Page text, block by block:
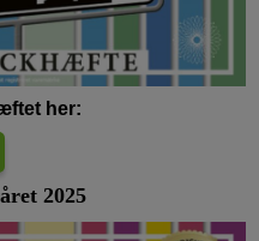
her:
2025